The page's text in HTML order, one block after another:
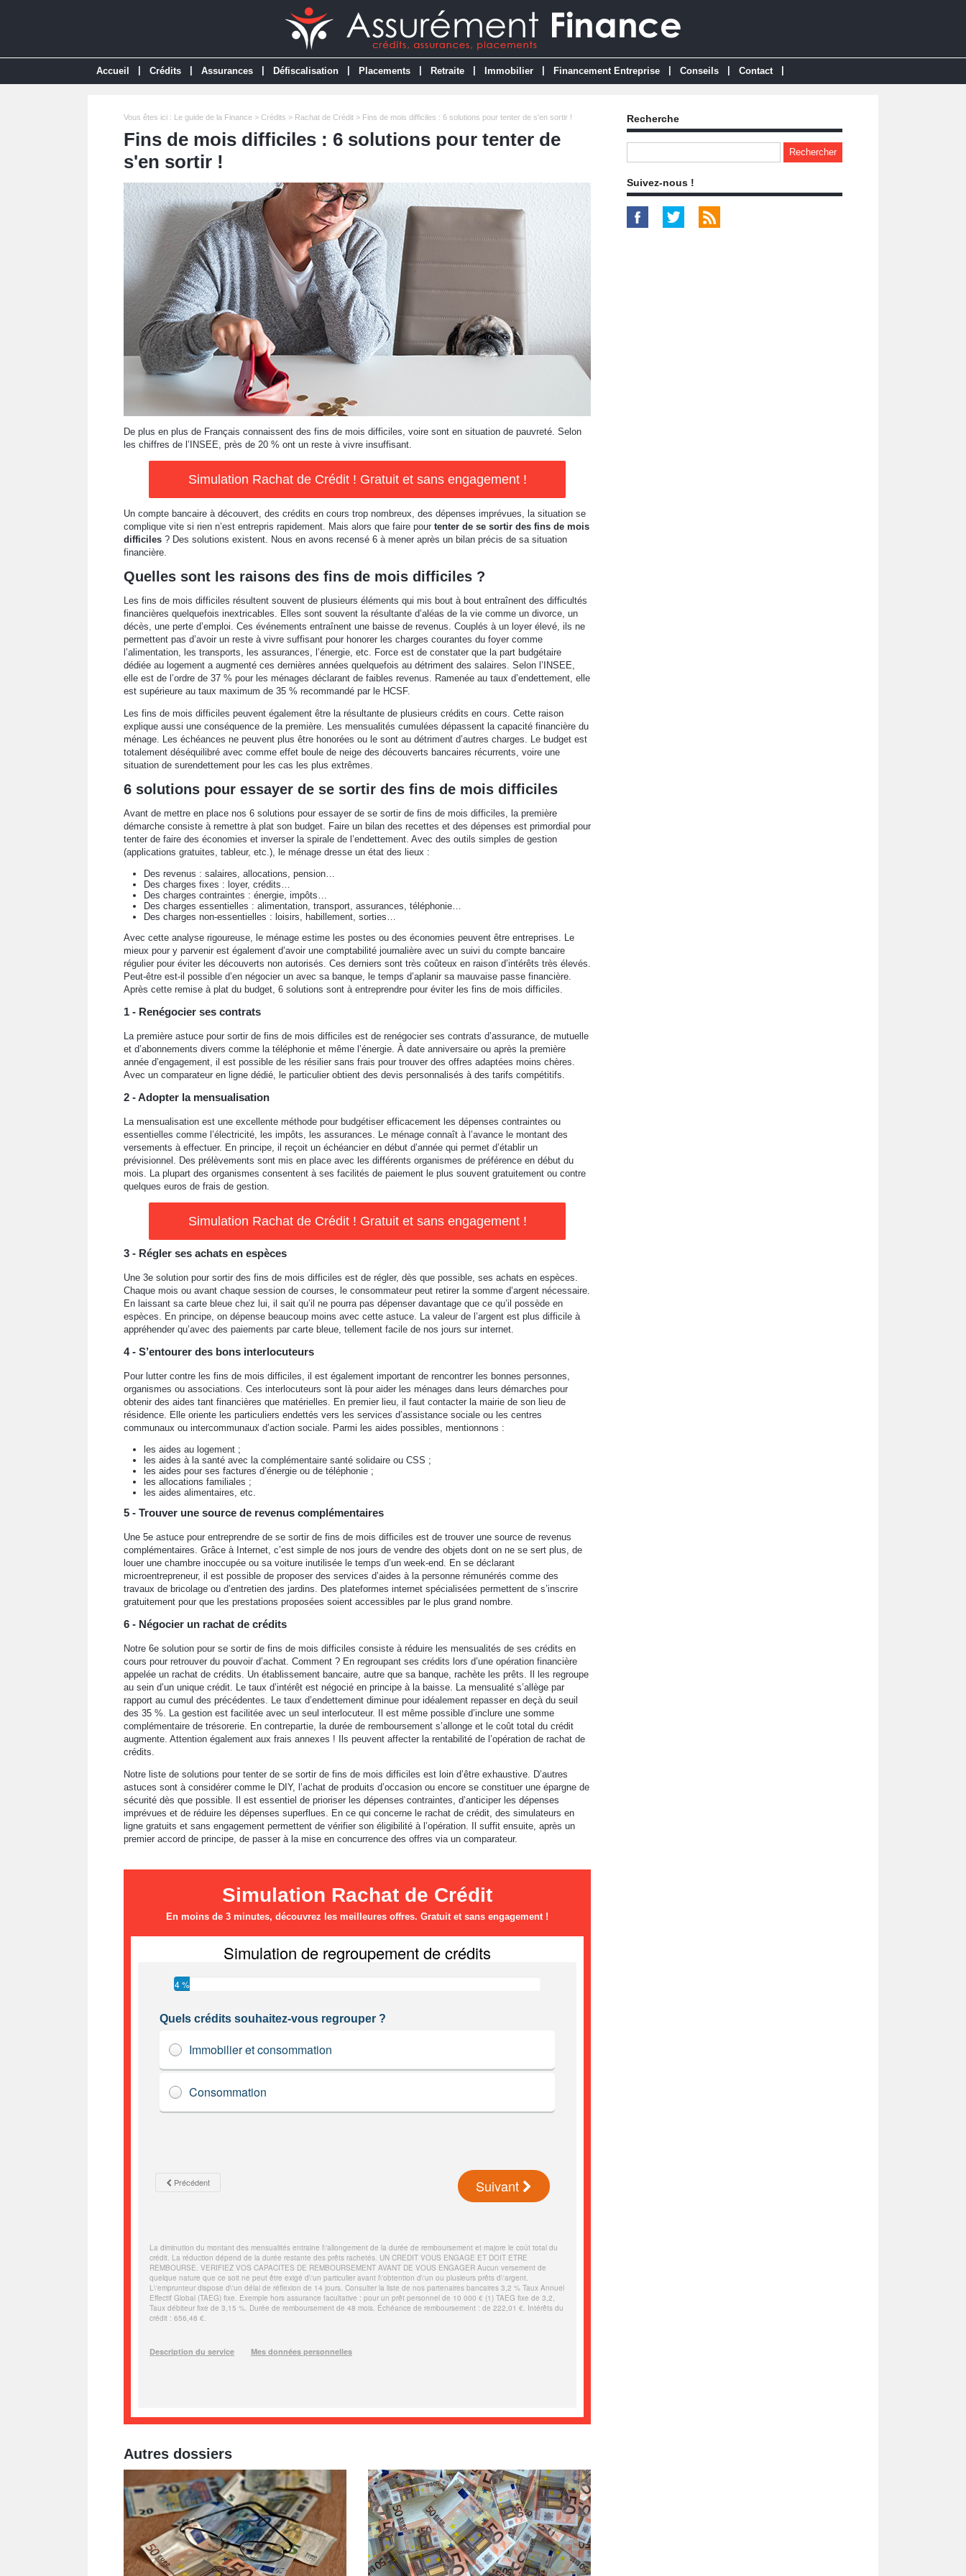
Accueil Crédits Assurances Défiscalisation Placements Retraite Immobilier Financement Entreprise Conseils Contact
Vous êtes ici : Le guide de la Finance > Crédits > Rachat de Crédit > Fins de mois difficiles : 6 solutions pour tenter de s'en sortir !
Fins de mois difficiles : 6 solutions pour tenter de
s'en sortir !
De plus en plus de Français connaissent des fins de mois difficiles, voire sont en situation de pauvreté. Selon
les chiffres de l’INSEE, près de 20 % ont un reste à vivre insuffisant.
Simulation Rachat de Crédit ! Gratuit et sans engagement !
Un compte bancaire à découvert, des crédits en cours trop nombreux, des dépenses imprévues, la situation se
complique vite si rien n’est entrepris rapidement. Mais alors que faire pour tenter de se sortir des fins de mois
difficiles ? Des solutions existent. Nous en avons recensé 6 à mener après un bilan précis de sa situation
financière.
Quelles sont les raisons des fins de mois difficiles ?
Les fins de mois difficiles résultent souvent de plusieurs éléments qui mis bout à bout entraînent des difficultés
financières quelquefois inextricables. Elles sont souvent la résultante d’aléas de la vie comme un divorce, un
décès, une perte d’emploi. Ces événements entraînent une baisse de revenus. Couplés à un loyer élevé, ils ne
permettent pas d’avoir un reste à vivre suffisant pour honorer les charges courantes du foyer comme
l’alimentation, les transports, les assurances, l’énergie, etc. Force est de constater que la part budgétaire
dédiée au logement a augmenté ces dernières années quelquefois au détriment des salaires. Selon l’INSEE,
elle est de l’ordre de 37 % pour les ménages déclarant de faibles revenus. Ramenée au taux d’endettement, elle
est supérieure au taux maximum de 35 % recommandé par le HCSF.
Les fins de mois difficiles peuvent également être la résultante de plusieurs crédits en cours. Cette raison
explique aussi une conséquence de la première. Les mensualités cumulées dépassent la capacité financière du
ménage. Les échéances ne peuvent plus être honorées ou le sont au détriment d’autres charges. Le budget est
totalement déséquilibré avec comme effet boule de neige des découverts bancaires récurrents, voire une
situation de surendettement pour les cas les plus extrêmes.
6 solutions pour essayer de se sortir des fins de mois difficiles
Avant de mettre en place nos 6 solutions pour essayer de se sortir de fins de mois difficiles, la première
démarche consiste à remettre à plat son budget. Faire un bilan des recettes et des dépenses est primordial pour
tenter de faire des économies et inverser la spirale de l’endettement. Avec des outils simples de gestion
(applications gratuites, tableur, etc.), le ménage dresse un état des lieux :
Des revenus : salaires, allocations, pension…
Des charges fixes : loyer, crédits…
Des charges contraintes : énergie, impôts…
Des charges essentielles : alimentation, transport, assurances, téléphonie…
Des charges non-essentielles : loisirs, habillement, sorties…
Avec cette analyse rigoureuse, le ménage estime les postes ou des économies peuvent être entreprises. Le
mieux pour y parvenir est également d’avoir une comptabilité journalière avec un suivi du compte bancaire
régulier pour éviter les découverts non autorisés. Ces derniers sont très coûteux en raison d’intérêts très élevés.
Peut-être est-il possible d’en négocier un avec sa banque, le temps d’aplanir sa mauvaise passe financière.
Après cette remise à plat du budget, 6 solutions sont à entreprendre pour éviter les fins de mois difficiles.
1 - Renégocier ses contrats
La première astuce pour sortir de fins de mois difficiles est de renégocier ses contrats d’assurance, de mutuelle
et d’abonnements divers comme la téléphonie et même l’énergie. À date anniversaire ou après la première
année d’engagement, il est possible de les résilier sans frais pour trouver des offres adaptées moins chères.
Avec un comparateur en ligne dédié, le particulier obtient des devis personnalisés à des tarifs compétitifs.
2 - Adopter la mensualisation
La mensualisation est une excellente méthode pour budgétiser efficacement les dépenses contraintes ou
essentielles comme l’électricité, les impôts, les assurances. Le ménage connaît à l’avance le montant des
versements à effectuer. En principe, il reçoit un échéancier en début d’année qui permet d’établir un
prévisionnel. Des prélèvements sont mis en place avec les différents organismes de préférence en début du
mois. La plupart des organismes consentent à ses facilités de paiement le plus souvent gratuitement ou contre
quelques euros de frais de gestion.
Simulation Rachat de Crédit ! Gratuit et sans engagement !
3 - Régler ses achats en espèces
Une 3e solution pour sortir des fins de mois difficiles est de régler, dès que possible, ses achats en espèces.
Chaque mois ou avant chaque session de courses, le consommateur peut retirer la somme d’argent nécessaire.
En laissant sa carte bleue chez lui, il sait qu’il ne pourra pas dépenser davantage que ce qu’il possède en
espèces. En principe, on dépense beaucoup moins avec cette astuce. La valeur de l’argent est plus difficile à
appréhender qu’avec des paiements par carte bleue, tellement facile de nos jours sur internet.
4 - S’entourer des bons interlocuteurs
Pour lutter contre les fins de mois difficiles, il est également important de rencontrer les bonnes personnes,
organismes ou associations. Ces interlocuteurs sont là pour aider les ménages dans leurs démarches pour
obtenir des aides tant financières que matérielles. En premier lieu, il faut contacter la mairie de son lieu de
résidence. Elle oriente les particuliers endettés vers les services d’assistance sociale ou les centres
communaux ou intercommunaux d’action sociale. Parmi les aides possibles, mentionnons :
les aides au logement ;
les aides à la santé avec la complémentaire santé solidaire ou CSS ;
les aides pour ses factures d’énergie ou de téléphonie ;
les allocations familiales ;
les aides alimentaires, etc.
5 - Trouver une source de revenus complémentaires
Une 5e astuce pour entreprendre de se sortir de fins de mois difficiles est de trouver une source de revenus
complémentaires. Grâce à Internet, c’est simple de nos jours de vendre des objets dont on ne se sert plus, de
louer une chambre inoccupée ou sa voiture inutilisée le temps d’un week-end. En se déclarant
microentrepreneur, il est possible de proposer des services d’aides à la personne rémunérés comme des
travaux de bricolage ou d’entretien des jardins. Des plateformes internet spécialisées permettent de s’inscrire
gratuitement pour que les prestations proposées soient accessibles par le plus grand nombre.
6 - Négocier un rachat de crédits
Notre 6e solution pour se sortir de fins de mois difficiles consiste à réduire les mensualités de ses crédits en
cours pour retrouver du pouvoir d’achat. Comment ? En regroupant ses crédits lors d’une opération financière
appelée un rachat de crédits. Un établissement bancaire, autre que sa banque, rachète les prêts. Il les regroupe
au sein d’un unique crédit. Le taux d’intérêt est négocié en principe à la baisse. La mensualité s’allège par
rapport au cumul des précédentes. Le taux d’endettement diminue pour idéalement repasser en deçà du seuil
des 35 %. La gestion est facilitée avec un seul interlocuteur. Il est même possible d’inclure une somme
complémentaire de trésorerie. En contrepartie, la durée de remboursement s’allonge et le coût total du crédit
augmente. Attention également aux frais annexes ! Ils peuvent affecter la rentabilité de l’opération de rachat de
crédits.
Notre liste de solutions pour tenter de se sortir de fins de mois difficiles est loin d’être exhaustive. D’autres
astuces sont à considérer comme le DIY, l’achat de produits d’occasion ou encore se constituer une épargne de
sécurité dès que possible. Il est essentiel de prioriser les dépenses contraintes, d’anticiper les dépenses
imprévues et de réduire les dépenses superflues. En ce qui concerne le rachat de crédit, des simulateurs en
ligne gratuits et sans engagement permettent de vérifier son éligibilité à l’opération. Il suffit ensuite, après un
premier accord de principe, de passer à la mise en concurrence des offres via un comparateur.
Simulation Rachat de Crédit
En moins de 3 minutes, découvrez les meilleures offres. Gratuit et sans engagement !
Autres dossiers
Recherche
Suivez-nous !